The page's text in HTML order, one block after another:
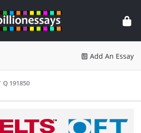
Add An Essay
Q 191850